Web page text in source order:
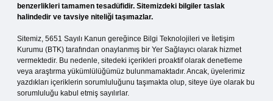
benzerlikleri tamamen tesadüfidir. Sitemizdeki bilgiler taslak
halindedir ve tavsiye niteliği taşımazlar.
Sitemiz, 5651 Sayılı Kanun gereğince Bilgi Teknolojileri ve İletişim
Kurumu (BTK) tarafından onaylanmış bir Yer Sağlayıcı olarak hizmet
vermektedir. Bu nedenle, sitedeki içerikleri proaktif olarak denetleme
veya araştırma yükümlülüğümüz bulunmamaktadır. Ancak, üyelerimiz
yazdıkları içeriklerin sorumluluğunu taşımakta olup, siteye üye olarak bu
sorumluluğu kabul etmiş sayılırlar.